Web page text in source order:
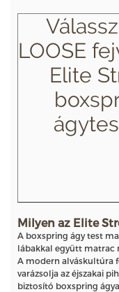
LOOSE
Elite
Milyen az Elite
A boxspring ágy test
lábakkal együtt matrac
A modern alváskultúra
varázsolja az éjszakai
biztosító boxspring